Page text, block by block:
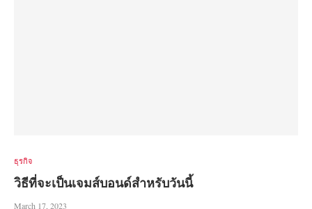
ธุรกิจ
วิธีที่จะเป็นเจมส์บอนด์สำหรับวันนี้
March 17, 2023